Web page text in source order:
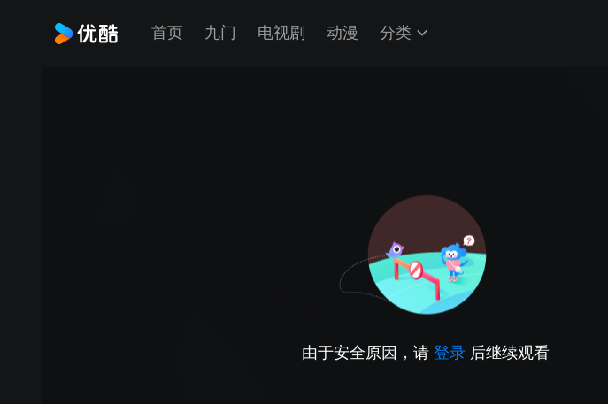
首页 九门 电视剧 动漫 分类
由于安全原因，请 登录 后继续观看